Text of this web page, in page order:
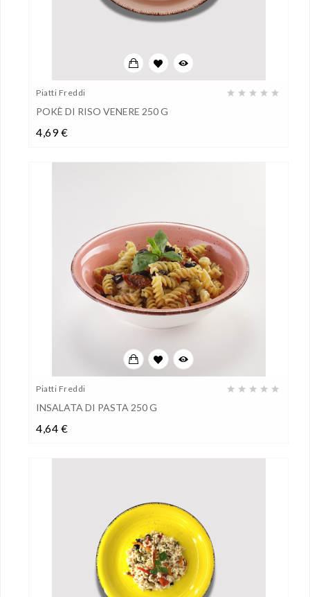
Piatti Freddi
POKÈ DI RISO VENERE 250 G
4,69 €Prezzo
Piatti Freddi
INSALATA DI PASTA 250 G
4,64 €Prezzo